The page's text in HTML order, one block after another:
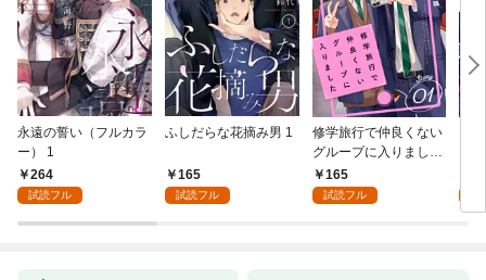
永遠の誓い（フルカラ
ー） 1
264
試読フル
ふしだらな花摘み男 1
165
試読フル
修学旅行で仲良くない
グループに入りました
【単話版】1巻
165
試読フル
が
ら